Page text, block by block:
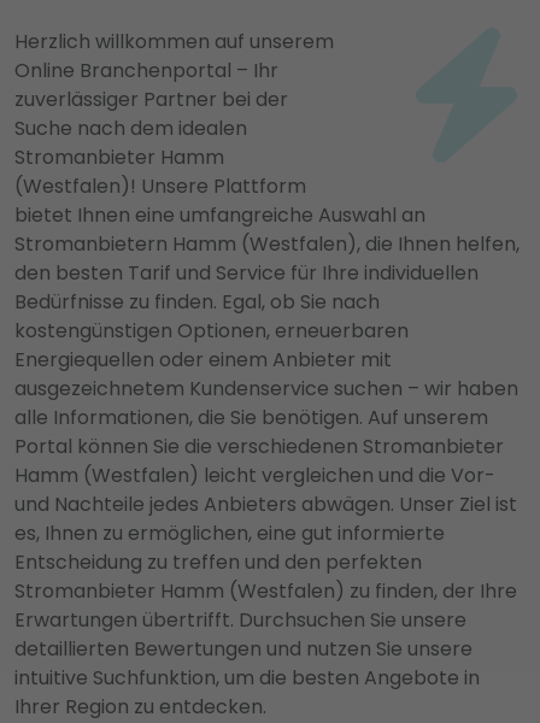
Herzlich willkommen auf unserem
Online Branchenportal – Ihr
zuverlässiger Partner bei der
Suche nach dem idealen
Stromanbieter Hamm
(Westfalen)! Unsere Plattform
bietet Ihnen eine umfangreiche Auswahl an
Stromanbietern Hamm (Westfalen), die Ihnen helfen,
den besten Tarif und Service für Ihre individuellen
Bedürfnisse zu finden. Egal, ob Sie nach
kostengünstigen Optionen, erneuerbaren
Energiequellen oder einem Anbieter mit
ausgezeichnetem Kundenservice suchen – wir haben
alle Informationen, die Sie benötigen. Auf unserem
Portal können Sie die verschiedenen Stromanbieter
Hamm (Westfalen) leicht vergleichen und die Vor-
und Nachteile jedes Anbieters abwägen. Unser Ziel ist
es, Ihnen zu ermöglichen, eine gut informierte
Entscheidung zu treffen und den perfekten
Stromanbieter Hamm (Westfalen) zu finden, der Ihre
Erwartungen übertrifft. Durchsuchen Sie unsere
detaillierten Bewertungen und nutzen Sie unsere
intuitive Suchfunktion, um die besten Angebote in
Ihrer Region zu entdecken.